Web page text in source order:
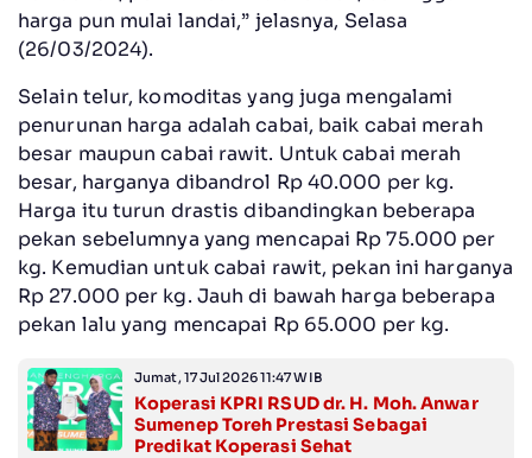
harga pun mulai landai,” jelasnya, Selasa
(26/03/2024).
Selain telur, komoditas yang juga mengalami
penurunan harga adalah cabai, baik cabai merah
besar maupun cabai rawit. Untuk cabai merah
besar, harganya dibandrol Rp 40.000 per kg.
Harga itu turun drastis dibandingkan beberapa
pekan sebelumnya yang mencapai Rp 75.000 per
kg. Kemudian untuk cabai rawit, pekan ini harganya
Rp 27.000 per kg. Jauh di bawah harga beberapa
pekan lalu yang mencapai Rp 65.000 per kg.
Jumat, 17 Jul 2026 11:47 WIB
Koperasi KPRI RSUD dr. H. Moh. Anwar
Sumenep Toreh Prestasi Sebagai
Predikat Koperasi Sehat